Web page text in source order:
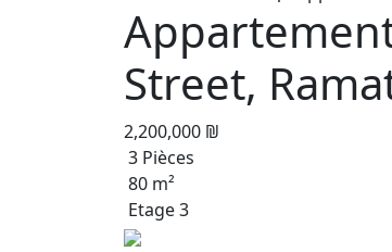
Street,
2,200,000 ₪
3 Pièces
80 m²
Etage 3